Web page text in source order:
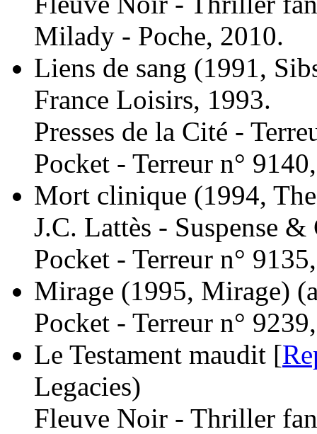
Milady - Poche, 2010.
Liens de sang (1991,
France Loisirs, 1993.
Presses de la Cité -
Pocket - Terreur n°
Mort clinique (1994,
J.C. Lattès - Suspense
Pocket - Terreur n°
Mirage (1995, Mirage)
Pocket - Terreur n°
Le Testament maudit [
Legacies)
Fleuve Noir - Thriller